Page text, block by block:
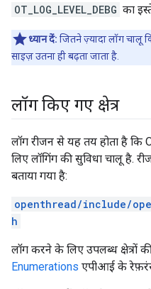
OT_LOG_LEVEL_DEBG का
ध्यान दें: जितने ज़्यादा लॉग चालू
साइज़ उतना ही बढ़ता जाता है.
लॉग किए गए क्षेत्र
लॉग रीजन से यह तय होता है कि
लिए लॉगिंग की सुविधा चालू है.
बताया गया है:
openthread/include/
h
लॉग करने के लिए उपलब्ध क्षेत्रों
Enumerations एपीआई के